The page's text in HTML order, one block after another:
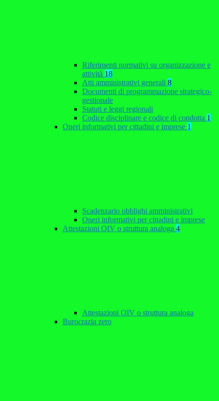
Riferimenti normativi su organizzazione e
attività 18
Atti amministrativi generali 8
Documenti di programmazione strategico-
gestionale
Statuti e leggi regionali
Codice disciplinare e codice di condotta 1
Oneri informativi per cittadini e imprese 1
Scadenzario obblighi amministrativi
Oneri informativi per cittadini e imprese
Attestazioni OIV o struttura analoga 4
Attestazioni OIV o struttura analoga
Burocrazia zero